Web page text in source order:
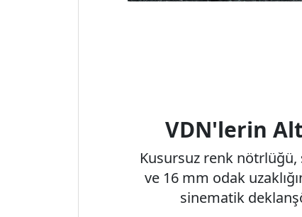
VDN'lerin
Kusursuz renk nötrlüğü,
ve 16 mm odak
sinematik